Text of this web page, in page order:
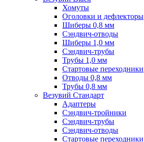
Хомуты
Оголовки и дефлекторы
Шиберы 0,8 мм
Сэндвич-отводы
Шиберы 1,0 мм
Сэндвич-трубы
Трубы 1,0 мм
Стартовые переходники
Отводы 0,8 мм
Трубы 0,8 мм
Везувий Стандарт
Адаптеры
Сэндвич-тройники
Сэндвич-трубы
Сэндвич-отводы
Стартовые переходники